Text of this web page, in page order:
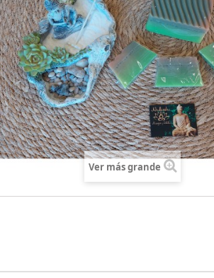
Ver más grande